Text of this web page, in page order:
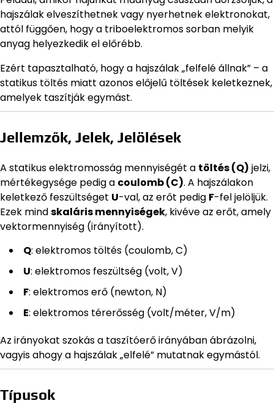
hajszálak elveszíthetnek vagy nyerhetnek elektronokat,
attól függően, hogy a triboelektromos sorban melyik
anyag helyezkedik el előrébb.
Ezért tapasztalható, hogy a hajszálak „felfelé állnak” – a
statikus töltés miatt azonos előjelű töltések keletkeznek,
amelyek taszítják egymást.
Jellemzők, Jelek, Jelölések
A statikus elektromosság mennyiségét a töltés (Q) jelzi,
mértékegysége pedig a coulomb (C). A hajszálakon
keletkező feszültséget U-val, az erőt pedig F-fel jelöljük.
Ezek mindskaláris mennyiségek, kivéve az erőt, amely
vektormennyiség (irányított).
Q: elektromos töltés (coulomb, C)
U: elektromos feszültség (volt, V)
F: elektromos erő (newton, N)
E: elektromos térerősség (volt/méter, V/m)
Az irányokat szokás a taszítóerő irányában ábrázolni,
vagyis ahogy a hajszálak „elfelé” mutatnak egymástól.
Típusok